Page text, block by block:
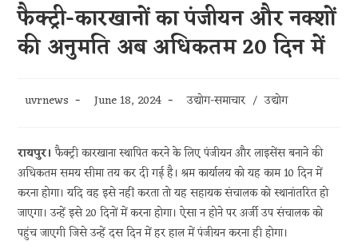
फैक्ट्री-कारखानों का पंजीयन और नक्शों
की अनुमति अब अधिकतम 20 दिन में
Post
uvrnews
Post
June 18, 2024
Post
उद्योग-समाचार / उद्योग
रायपुर। फैक्ट्री कारखाना स्थापित करने के लिए पंजीयन और लाइसेंस बनाने की
अधिकतम समय सीमा तय कर दी गई है। श्रम कार्यालय को यह काम 10 दिन में
करना होगा। यदि वह इसे नहीं करता तो यह सहायक संचालक को स्थानांतरित हो
जाएगा। उन्हें इसे 20 दिनों में करना होगा। ऐसा न होने पर अर्जी उप संचालक को
पहुंच जाएगी जिसे उन्हें दस दिन में हर हाल में पंजीयन करना ही होगा।